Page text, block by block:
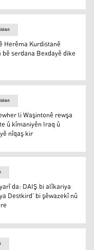
pirsgirêkan
Herêma Kurdistanê
bê serdana Bexdayê dike
û kîmaniyên
li Waşintonê rewşa
û kîmaniyên Iraq û
nîqaş kir
Destkird’ bi
da: DAIŞ bi alîkariya
Destkird’ bi şêwazekî nû